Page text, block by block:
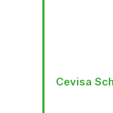
Cevisa